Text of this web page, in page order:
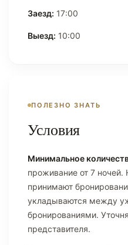
Заезд: 17:00
Выезд: 10:00
ПОЛЕЗНО ЗНАТЬ
Условия
Минимальное
проживание от 7
принимают
укладываются между
бронированиями.
представителя.